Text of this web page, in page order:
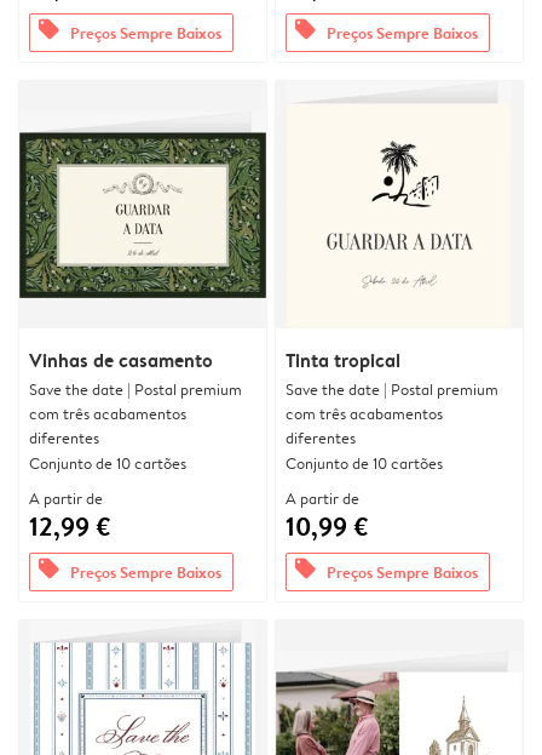
offers Preços Sempre Baixos offers Preços Sempre Baixos
Vinhas de casamento
Save the date | Postal premium
com três acabamentos
diferentes
Conjunto de 10 cartões
A partir de
12,99 €
offers Preços Sempre Baixos
Tinta tropical
Save the date | Postal premium
com três acabamentos
diferentes
Conjunto de 10 cartões
A partir de
10,99 €
offers Preços Sempre Baixos